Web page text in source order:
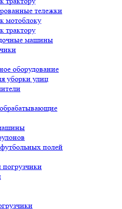
тележки
мотоблоку
трактору
машины
оборудование
уборки улиц
полей